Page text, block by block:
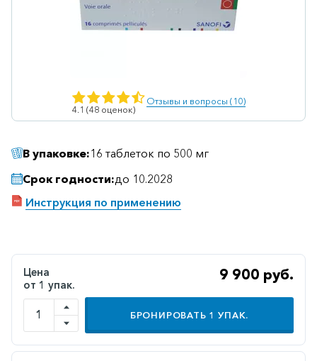
Ветеринарные
Гепатопротекторы
Желудочно-
кишечные
Иммунодепрессанты
Иммуностимуляторы
4.1 (48 оценок)
Отзывы и вопросы (10)
В упаковке:16 таблеток по 500 мг
Срок годности:до 10.2028
Инструкция по применению
Цена
от 1 упак.
9 900 руб.
БРОНИРОВАТЬ 1 УПАК.